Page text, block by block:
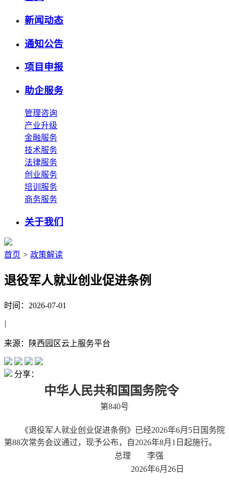
新闻动态
通知公告
项目申报
助企服务
管理咨询
产业升级
金融服务
技术服务
法律服务
创业服务
培训服务
商务服务
关于我们
首页 > 政策解读
退役军人就业创业促进条例
时间：2026-07-01
|
来源：陕西园区云上服务平台
分享：
中华人民共和国国务院令
第840号
《退役军人就业创业促进条例》已经2026年6月5日国务院
第88次常务会议通过，现予公布，自2026年8月1日起施行。
总理 李强
2026年6月26日